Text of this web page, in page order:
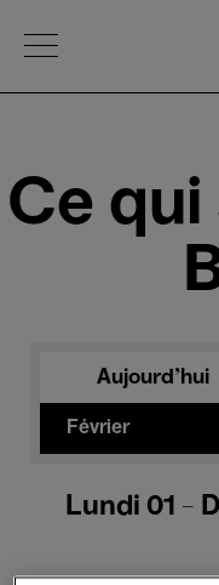
Open Menu
Ce qui
Aujourd'hui
Février
Lundi 01 -